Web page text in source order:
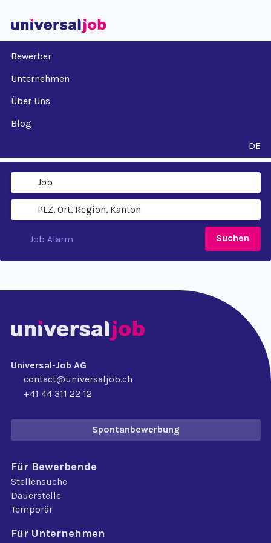
Bewerber
Unternehmen
Über Uns
Blog
DE
Suchen
Job Alarm
Universal-Job AG
contact@universaljob.ch
+41 44 311 22 12
Spontanbewerbung
Für Bewerbende
Stellensuche
Dauerstelle
Temporär
Für Unternehmen